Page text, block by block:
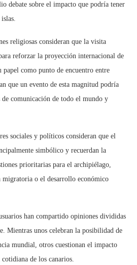
debate sobre el impacto que podría tener
religiosas consideran que la visita
reforzar la proyección internacional de
papel como punto de encuentro entre
que un evento de esta magnitud podría
comunicación de todo el mundo y
sociales y políticos consideran que el
simbólico y recuerdan la
prioritarias para el archipiélago,
o el desarrollo económico
han compartido opiniones divididas
Mientras unos celebran la posibilidad de
mundial, otros cuestionan el impacto
de los canarios.